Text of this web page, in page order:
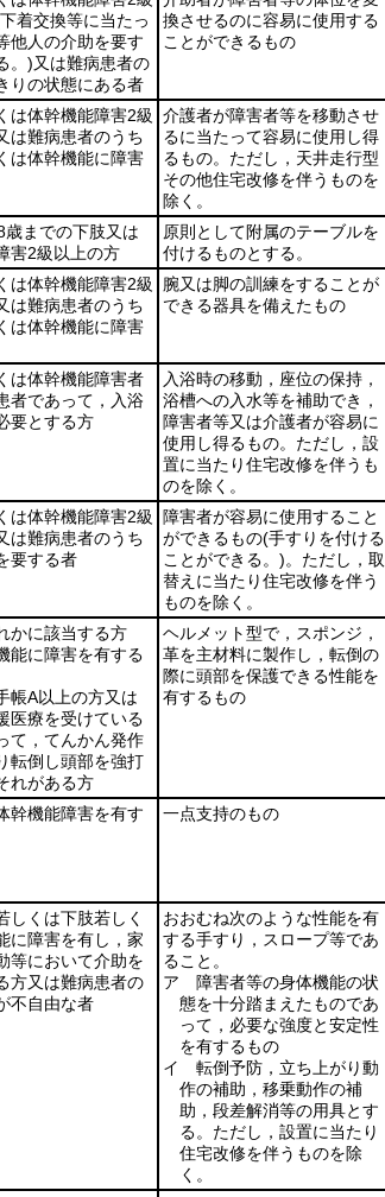
着交換等に当たっ
他人の介助を要す
。)又は難病患者の
りの状態にある者
換させるのに容易に使用する
ことができるもの
は体幹機能障害2級
は難病患者のうち
は体幹機能に障害
介護者が障害者等を移動させ
るに当たって容易に使用し得
るもの。ただし，天井走行型
その他住宅改修を伴うものを
除く。
歳までの下肢又は
害2級以上の方
原則として附属のテーブルを
付けるものとする。
は体幹機能障害2級
は難病患者のうち
は体幹機能に障害
腕又は脚の訓練をすることが
できる器具を備えたもの
は体幹機能障害者
者であって，入浴
要とする方
入浴時の移動，座位の保持，
浴槽への入水等を補助でき，
障害者等又は介護者が容易に
使用し得るもの。ただし，設
置に当たり住宅改修を伴うも
のを除く。
は体幹機能障害2級
は難病患者のうち
要する者
障害者が容易に使用すること
ができるもの(手すりを付ける
ことができる。)。ただし，取
替えに当たり住宅改修を伴う
ものを除く。
かに該当する方
に障害を有する
A以上の方又は
医療を受けている
て，てんかん発作
転倒し頭部を強打
れがある方
ヘルメット型で，スポンジ，
革を主材料に製作し，転倒の
際に頭部を保護できる性能を
有するもの
幹機能障害を有す
一点支持のもの
しくは下肢若しく
に障害を有し，家
等において介助を
方又は難病患者の
不自由な者
おおむね次のような性能を有
する手すり，スロープ等であ
ること。
ア 障害者等の身体機能の状
態を十分踏まえたものであ
って，必要な強度と安定性
を有するもの
イ 転倒予防，立ち上がり動
作の補助，移乗動作の補
助，段差解消等の用具とす
る。ただし，設置に当たり
住宅改修を伴うものを除
く。